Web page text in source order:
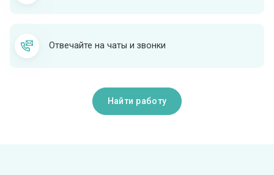
Отвечайте на чаты и звонки
Найти работу